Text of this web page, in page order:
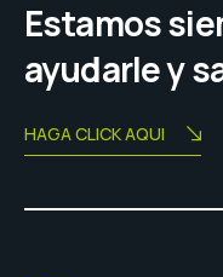
Estamos
ayudarle y
HAGA CLICK AQUI